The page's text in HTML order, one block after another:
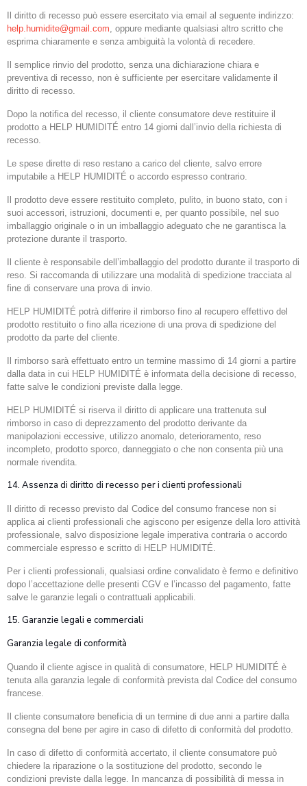
Il diritto di recesso può essere esercitato via email al seguente indirizzo:
help.humidite@gmail.com, oppure mediante qualsiasi altro scritto che
esprima chiaramente e senza ambiguità la volontà di recedere.
Il semplice rinvio del prodotto, senza una dichiarazione chiara e
preventiva di recesso, non è sufficiente per esercitare validamente il
diritto di recesso.
Dopo la notifica del recesso, il cliente consumatore deve restituire il
prodotto a HELP HUMIDITÉ entro 14 giorni dall’invio della richiesta di
recesso.
Le spese dirette di reso restano a carico del cliente, salvo errore
imputabile a HELP HUMIDITÉ o accordo espresso contrario.
Il prodotto deve essere restituito completo, pulito, in buono stato, con i
suoi accessori, istruzioni, documenti e, per quanto possibile, nel suo
imballaggio originale o in un imballaggio adeguato che ne garantisca la
protezione durante il trasporto.
Il cliente è responsabile dell’imballaggio del prodotto durante il trasporto di
reso. Si raccomanda di utilizzare una modalità di spedizione tracciata al
fine di conservare una prova di invio.
HELP HUMIDITÉ potrà differire il rimborso fino al recupero effettivo del
prodotto restituito o fino alla ricezione di una prova di spedizione del
prodotto da parte del cliente.
Il rimborso sarà effettuato entro un termine massimo di 14 giorni a partire
dalla data in cui HELP HUMIDITÉ è informata della decisione di recesso,
fatte salve le condizioni previste dalla legge.
HELP HUMIDITÉ si riserva il diritto di applicare una trattenuta sul
rimborso in caso di deprezzamento del prodotto derivante da
manipolazioni eccessive, utilizzo anomalo, deterioramento, reso
incompleto, prodotto sporco, danneggiato o che non consenta più una
normale rivendita.
14. Assenza di diritto di recesso per i clienti professionali
Il diritto di recesso previsto dal Codice del consumo francese non si
applica ai clienti professionali che agiscono per esigenze della loro attività
professionale, salvo disposizione legale imperativa contraria o accordo
commerciale espresso e scritto di HELP HUMIDITÉ.
Per i clienti professionali, qualsiasi ordine convalidato è fermo e definitivo
dopo l’accettazione delle presenti CGV e l’incasso del pagamento, fatte
salve le garanzie legali o contrattuali applicabili.
15. Garanzie legali e commerciali
Garanzia legale di conformità
Quando il cliente agisce in qualità di consumatore, HELP HUMIDITÉ è
tenuta alla garanzia legale di conformità prevista dal Codice del consumo
francese.
Il cliente consumatore beneficia di un termine di due anni a partire dalla
consegna del bene per agire in caso di difetto di conformità del prodotto.
In caso di difetto di conformità accertato, il cliente consumatore può
chiedere la riparazione o la sostituzione del prodotto, secondo le
condizioni previste dalla legge. In mancanza di possibilità di messa in